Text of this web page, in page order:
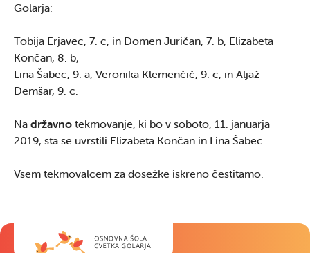
Golarja:
Tobija Erjavec, 7. c, in Domen Juričan, 7. b, Elizabeta
Končan, 8. b,
Lina Šabec, 9. a, Veronika Klemenčič, 9. c, in Aljaž
Demšar, 9. c.
Na državno tekmovanje, ki bo v soboto, 11. januarja
2019, sta se uvrstili Elizabeta Končan in Lina Šabec.
Vsem tekmovalcem za dosežke iskreno čestitamo.